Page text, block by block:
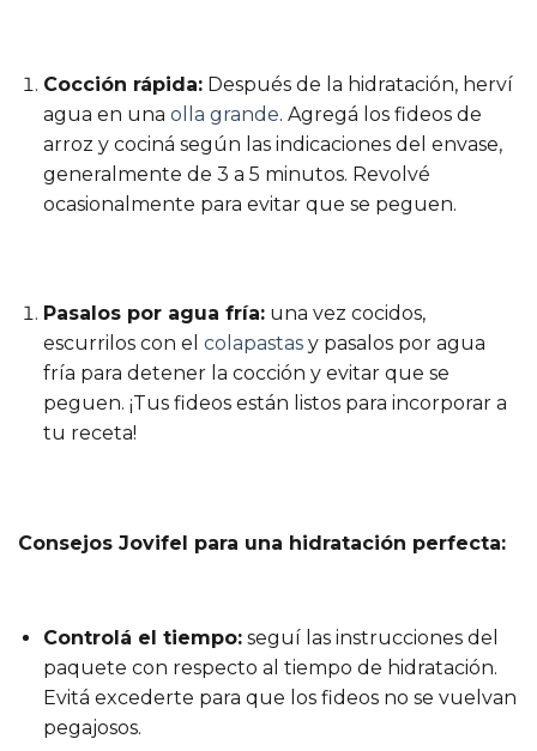
Cocción rápida:Después de la hidratación, herví
agua en una olla grande. Agregá los fideos de
arroz y cociná según las indicaciones del envase,
generalmente de 3 a 5 minutos. Revolvé
ocasionalmente para evitar que se peguen.
Pasalos por agua fría:una vez cocidos,
escurrilos con el colapastasy pasalos por agua
fría para detener la cocción y evitar que se
peguen. ¡Tus fideos están listos para incorporar a
tu receta!
Consejos Jovifel para una hidratación perfecta:
Controlá el tiempo:seguí las instrucciones del
paquete con respecto al tiempo de hidratación.
Evitá excederte para que los fideos no se vuelvan
pegajosos.